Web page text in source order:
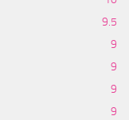
9.5
9
9
9
9